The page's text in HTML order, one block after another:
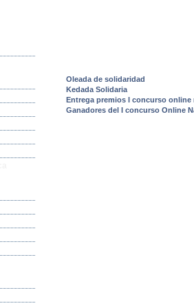
Oleada de solidaridad
Kedada Solidaria
Entrega premios I concurso online
Ganadores del I concurso Online